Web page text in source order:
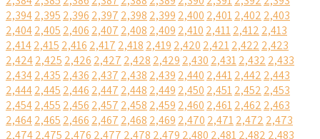
2,3942,395 2,396 2,397 2,398 2,399 2,400 2,4012,402 2,403
2,4042,405 2,406 2,407 2,408 2,409 2,410 2,4112,412 2,413
2,4142,415 2,416 2,417 2,418 2,419 2,420 2,4212,422 2,423
2,4242,425 2,426 2,427 2,428 2,429 2,430 2,4312,432 2,433
2,4342,435 2,436 2,437 2,438 2,439 2,440 2,4412,442 2,443
2,4442,445 2,446 2,447 2,448 2,449 2,450 2,4512,452 2,453
2,4542,455 2,456 2,457 2,458 2,459 2,460 2,4612,462 2,463
2,4642,465 2,466 2,467 2,468 2,469 2,470 2,4712,472 2,473
2,4742,475 2,476 2,477 2,478 2,479 2,480 2,4812,482 2,483